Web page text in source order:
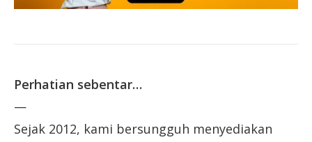
Perhatian sebentar…
—
Sejak 2012, kami bersungguh menyediakan